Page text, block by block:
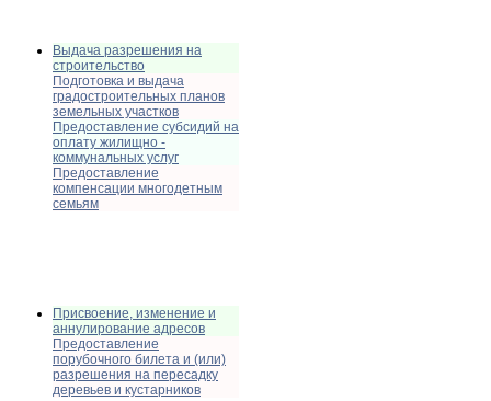
Выдача разрешения на
строительство
Подготовка и выдача
градостроительных планов
земельных участков
Предоставление субсидий на
оплату жилищно -
коммунальных услуг
Предоставление
компенсации многодетным
семьям
Присвоение, изменение и
аннулирование адресов
Предоставление
порубочного билета и (или)
разрешения на пересадку
деревьев и кустарников